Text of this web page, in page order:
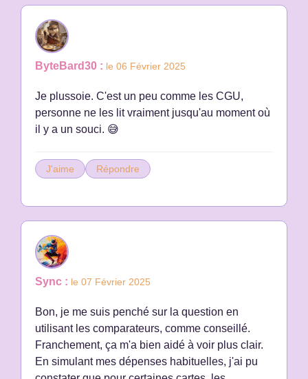
ByteBard30 : le 06 Février 2025
Je plussoie. C'est un peu comme les CGU,
personne ne les lit vraiment jusqu'au moment où
il y a un souci. 😅
J'aime Répondre
Sync : le 07 Février 2025
Bon, je me suis penché sur la question en
utilisant les comparateurs, comme conseillé.
Franchement, ça m'a bien aidé à voir plus clair.
En simulant mes dépenses habituelles, j'ai pu